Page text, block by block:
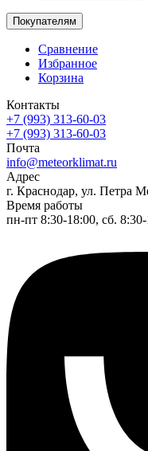
Покупателям
Сравнение
Избранное
Корзина
Контакты
+7 (993) 313-60-03
+7 (993) 313-60-03
Почта
info@meteorklimat.ru
Адрес
г. Краснодар, ул. Петра
Время работы
пн-пт 8:30-18:00, сб.